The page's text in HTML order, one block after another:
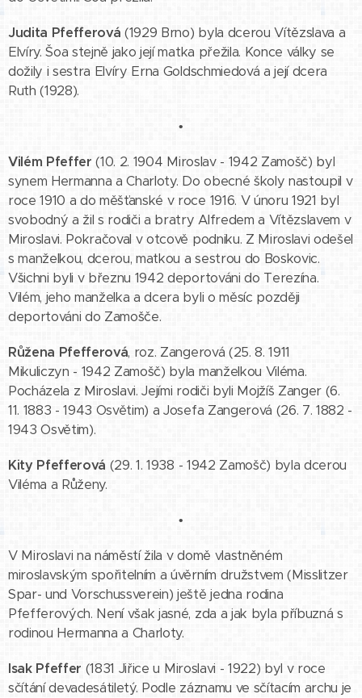
Judita Pfefferová (1929 Brno) byla dcerou Vítězslava a
Elvíry. Šoa stejně jako její matka přežila. Konce války se
dožily i sestra Elvíry Erna Goldschmiedová a její dcera
Ruth (1928).
•
Vilém Pfeffer (10. 2. 1904 Miroslav - 1942 Zamošč) byl
synem Hermanna a Charloty. Do obecné školy nastoupil v
roce 1910 a do měšťanské v roce 1916. V únoru 1921 byl
svobodný a žil s rodiči a bratry Alfredem a Vítězslavem v
Miroslavi. Pokračoval v otcově podniku. Z Miroslavi odešel
s manželkou, dcerou, matkou a sestrou do Boskovic.
Všichni byli v březnu 1942 deportováni do Terezína.
Vilém, jeho manželka a dcera byli o měsíc později
deportováni do Zamošče.
Růžena Pfefferová, roz. Zangerová (25. 8. 1911
Mikuliczyn - 1942 Zamošč) byla manželkou Viléma.
Pocházela z Miroslavi. Jejími rodiči byli Mojžíš Zanger (6.
11. 1883 - 1943 Osvětim) a Josefa Zangerová (26. 7. 1882 -
1943 Osvětim).
Kity Pfefferová (29. 1. 1938 - 1942 Zamošč) byla dcerou
Viléma a Růženy.
•
V Miroslavi na náměstí žila v domě vlastněném
miroslavským spořitelním a úvěrním družstvem (Misslitzer
Spar- und Vorschussverein) ještě jedna rodina
Pfefferových. Není však jasné, zda a jak byla příbuzná s
rodinou Hermanna a Charloty.
Isak Pfeffer (1831 Jiřice u Miroslavi - 1922) byl v roce
sčítání devadesátiletý. Podle záznamu ve sčítacím archu je